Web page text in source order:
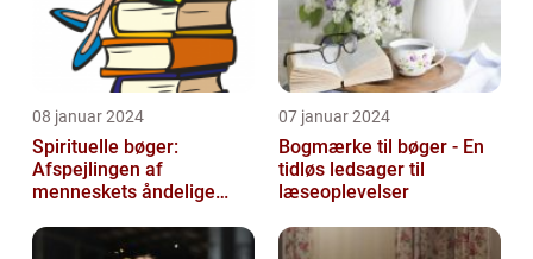
08 januar 2024
Spirituelle bøger:
Afspejlingen af
menneskets åndelige
07 januar 2024
Bogmærke til bøger - En
tidløs ledsager til
læseoplevelser